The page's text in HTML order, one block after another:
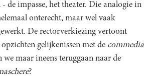
de impasse, het theater. Die analogie in
onterecht, maar wel vaak
De rectorverkiezing vertoont
gelijkenissen met de commedia
we maar ineens teruggaan naar de
?